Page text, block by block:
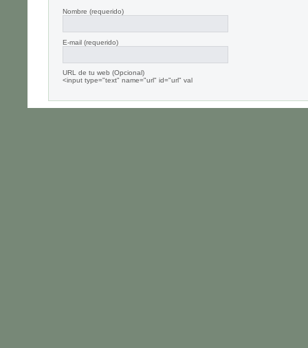
Nombre (requerido)
E-mail (requerido)
URL de tu web (Opcional)
<input type="text" name="url" id="url" val